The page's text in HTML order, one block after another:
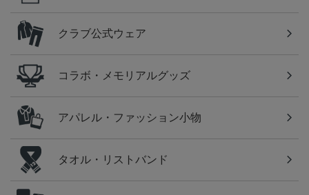
クラブ公式ウェア
コラボ・メモリアルグッズ
アパレル・ファッション小物
タオル・リストバンド